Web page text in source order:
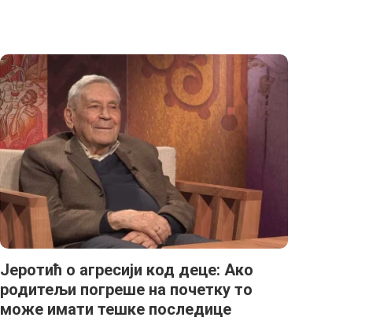
Jеротић о агресији код деце: Ако
родитељи погреше на почетку то
може имати тешке последице